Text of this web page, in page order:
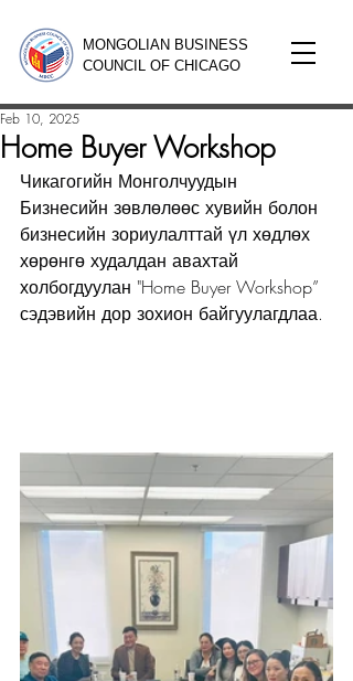
MONGOLIAN BUSINESS
COUNCIL OF CHICAGO
Home Buyer Workshop
Feb 10, 2025
Чикагогийн Монголчуудын
Бизнесийн зөвлөлөөс хувийн болон
бизнесийн зориулалттай үл хөдлөх
хөрөнгө худалдан авахтай
холбогдуулан "Home Buyer Workshop”
сэдэвийн дор зохион байгуулагдлаа.